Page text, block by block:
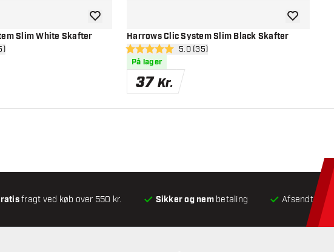
Slim White Skafter
tilføje til ønskeliste
Harrows Clic System Slim Black Skafter
åbn anmeldelsespanel
5 bedømmelsesstjerner
5.0 (35)
På lager
37 Kr.
tilføje til
fragt ved køb over 550 kr. Sikker og nembetaling Afsendt